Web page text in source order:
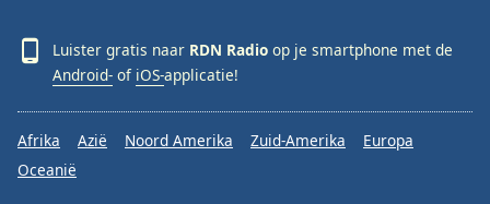
Luister gratis naar RDN Radio op je smartphone met de
Android- of iOS-applicatie!
Afrika Azië Noord Amerika Zuid-Amerika
Europa
Oceanië